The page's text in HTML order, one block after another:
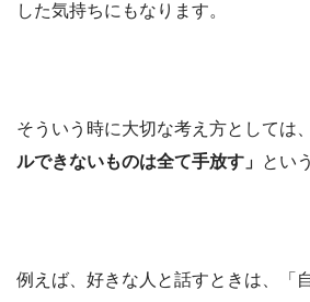
した気持ちにもなります。
そういう時に大切な考え方としては、
ルできないものは全て手放す」 とい
例えば、好きな人と話すときは、「